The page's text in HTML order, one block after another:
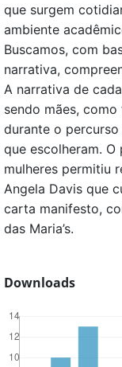
que surgem
ambiente
Buscamos, com
narrativa,
A narrativa de
sendo mães,
durante o
que escolheram.
mulheres permitiu
Angela Davis que
carta manifesto,
das Maria’s.
Downloads